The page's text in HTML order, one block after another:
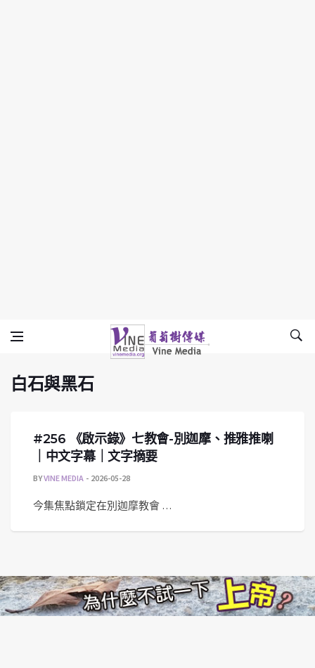
白石與黑石
Vine Media
葡萄樹傳媒
白石與黑石
#256 《啟示錄》七教會-別迦摩、推雅推喇
｜中文字幕｜文字摘要
BYVINE MEDIA 2026-05-28
今集焦點鎖定在別迦摩教會 …